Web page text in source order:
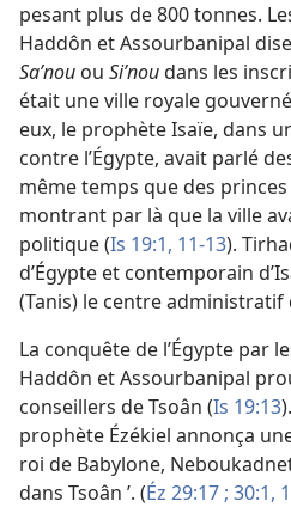
pesant plus de 800 tonnes.
Haddôn et Assourbanipal
Saʼnou ou Siʼnoudans les
était une ville royale
eux, le prophète Isaïe, dans
contre l’Égypte, avait parlé
même temps que des
montrant par là que la ville
politique (Is 19:1, 11-13).
d’Égypte et contemporain
(Tanis) le centre administratif
La conquête de l’Égypte par
Haddôn et Assourbanipal
conseillers de Tsoân (Is 19:13
prophète Ézékiel annonça
roi de Babylone,
dans Tsoân ’. (Éz 29:17 ; 30:1,